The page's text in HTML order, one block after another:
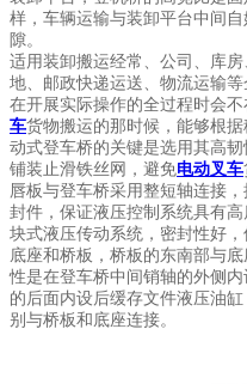
样，车辆运输与装卸平台中间
隙。
适用装卸搬运经常、公司、库
地、邮政快递运送、物流运输
在开展实际操作的全过程时会
车货物搬运的那时候，能够根
动式登车桥的关键是选用其高
铺装止滑铁丝网，避免电动叉车
唇板与登车桥采用整短轴连接
封件，保证液压控制系统具有
块式液压传动系统，密封性好
底座和桥板，桥板的东南部与
性是在登车桥中间销轴的外侧
的后面内设后缓存文件液压油
别与桥板和底座连接。